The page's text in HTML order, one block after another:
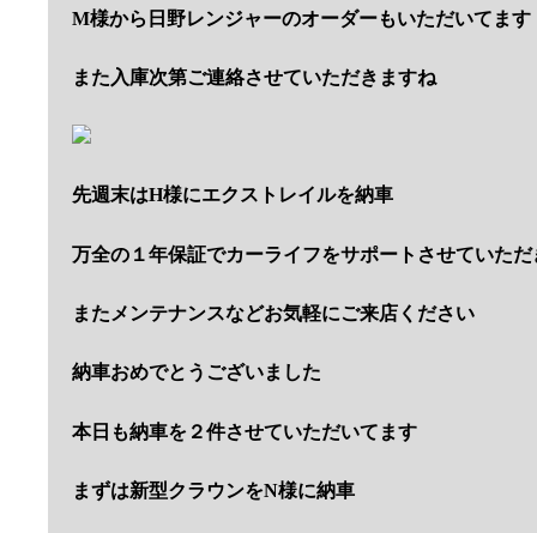
M様から日野レンジャーのオーダーもいただいてます
また入庫次第ご連絡させていただきますね
先週末はH様にエクストレイルを納車
万全の１年保証でカーライフをサポートさせていただ
またメンテナンスなどお気軽にご来店ください
納車おめでとうございました
本日も納車を２件させていただいてます
まずは新型クラウンをN様に納車